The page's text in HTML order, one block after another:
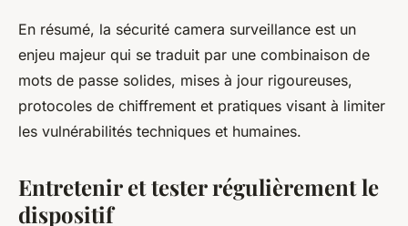
En résumé, la sécurité camera surveillance est un
enjeu majeur qui se traduit par une combinaison de
mots de passe solides, mises à jour rigoureuses,
protocoles de chiffrement et pratiques visant à limiter
les vulnérabilités techniques et humaines.
Entretenir et tester régulièrement le
dispositif